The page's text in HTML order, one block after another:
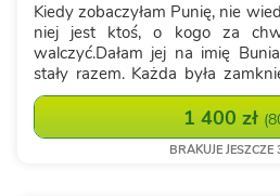
Kiedy zobaczyłam Punię, nie
niej jest ktoś, o kogo za
walczyć.Dałam jej na imię
stały razem. Każda była
Nie mogły się dotknąć, nie
drugiej. Dzieliły je tylko ...1 400 zł (
BRAKUJE